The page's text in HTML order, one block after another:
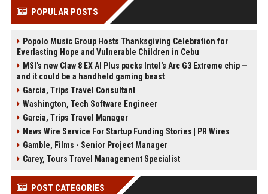
POPULAR POSTS
Popolo Music Group Hosts Thanksgiving Celebration for
Everlasting Hope and Vulnerable Children in Cebu
MSI's new Claw 8 EX AI Plus packs Intel's Arc G3 Extreme chip —
and it could be a handheld gaming beast
Garcia, Trips Travel Consultant
Washington, Tech Software Engineer
Garcia, Trips Travel Manager
News Wire Service For Startup Funding Stories | PR Wires
Gamble, Films - Senior Project Manager
Carey, Tours Travel Management Specialist
POST CATEGORIES